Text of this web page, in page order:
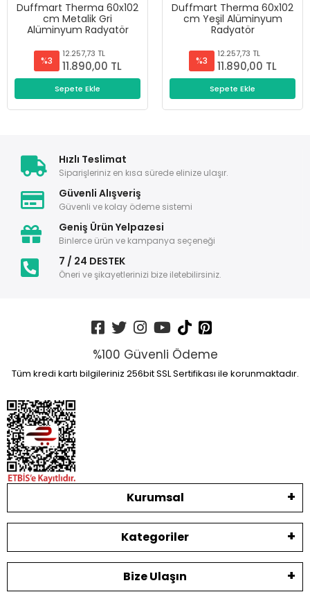
Duffmart Therma 60x102
cm Metalik Gri
Alüminyum Radyatör
%3
12.257,73 TL
11.890,00 TL
Sepete Ekle
Duffmart Therma 60x102
cm Yeşil Alüminyum
Radyatör
%3
12.257,73 TL
11.890,00 TL
Sepete Ekle
Hızlı Teslimat
Siparişleriniz en kısa sürede elinize ulaşır.
Güvenli Alışveriş
Güvenli ve kolay ödeme sistemi
Geniş Ürün Yelpazesi
Binlerce ürün ve kampanya seçeneği
7 / 24 DESTEK
Öneri ve şikayetlerinizi bize iletebilirsiniz.
%100 Güvenli Ödeme
Tüm kredi kartı bilgileriniz 256bit SSL Sertifikası ile korunmaktadır.
Kurumsal
Kategoriler
Bize Ulaşın